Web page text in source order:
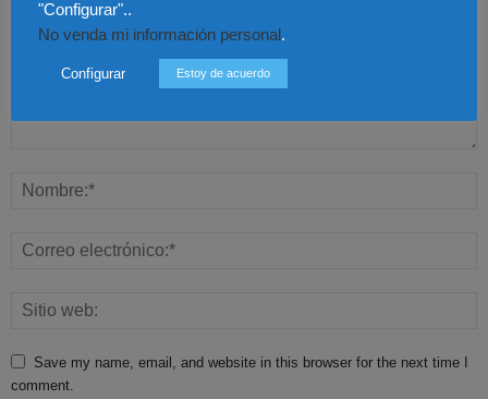
Save my name, email, and website in this browser for the next time I
comment.
"Configurar"..
No venda mi información personal .
Configurar Estoy de acuerdo